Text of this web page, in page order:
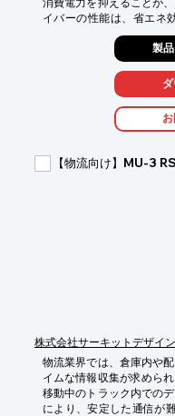
イバーの性能は、省エネ
は、これらの課題に対し
【活用シーン】
・倉庫内の自動搬送システ
・省エネ化を推進する物流
・高効率なモーター制御
・ランニングコストの低減
製
【物流向け】MU-3
株式会社サーキットデザイン
物流業界では、倉庫内や
イムな情報収集が求めら
移動中のトラック内での
により、安定した通信が